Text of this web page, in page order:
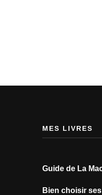
MES LIVRES
Guide de La
Bien choisir